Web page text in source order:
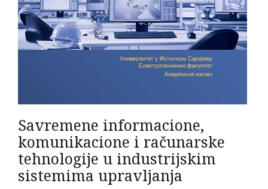
Savremene informacione,
komunikacione i računarske
tehnologije u industrijskim
sistemima upravljanja